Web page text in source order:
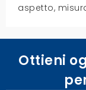
aspetto,
Ottieni